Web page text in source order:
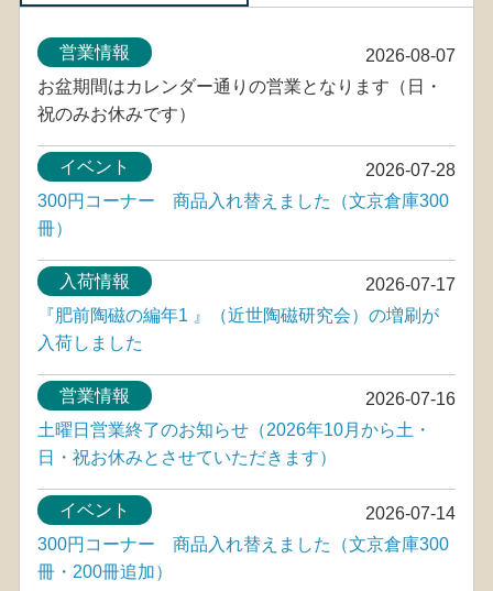
2026-08-07
営業情報
お盆期間はカレンダー通りの営業となります（日・
祝のみお休みです）
2026-07-28
イベント
300円コーナー 商品入れ替えました（文京倉庫300
冊）
2026-07-17
入荷情報
『肥前陶磁の編年1 』（近世陶磁研究会）の増刷が
入荷しました
2026-07-16
営業情報
土曜日営業終了のお知らせ（2026年10月から土・
日・祝お休みとさせていただきます）
2026-07-14
イベント
300円コーナー 商品入れ替えました（文京倉庫300
冊・200冊追加）